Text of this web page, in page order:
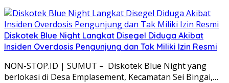
Diskotek Blue Night Langkat Disegel Diduga Akibat
Insiden Overdosis Pengunjung dan Tak Miliki Izin Resmi
NON-STOP.ID | SUMUT – Diskotek Blue Night yang
berlokasi di Desa Emplasement, Kecamatan Sei Bingai,…